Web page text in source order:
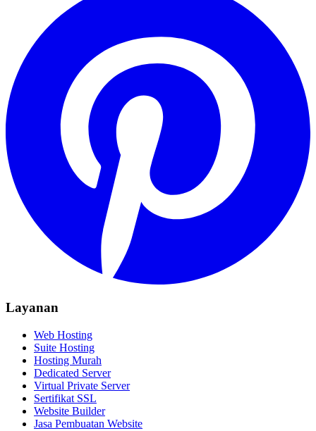
Layanan
Web Hosting
Suite Hosting
Hosting Murah
Dedicated Server
Virtual Private Server
Sertifikat SSL
Website Builder
Jasa Pembuatan Website